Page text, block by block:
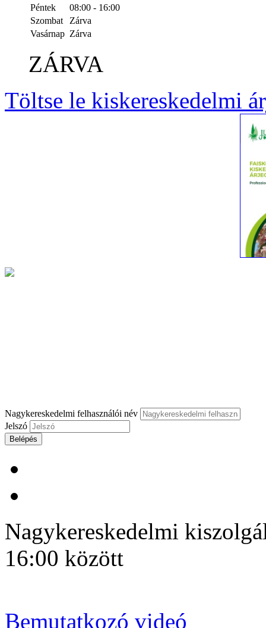
Péntek
08:00 - 16:00
Szombat
Zárva
Vasárnap Zárva
ZÁRVA
Töltse le kiskereskedelmi
Nagykereskedelmi felhasználói név
Jelszó
Belépés
Nagykereskedelmi
16:00 között
Bemutatkozó videó